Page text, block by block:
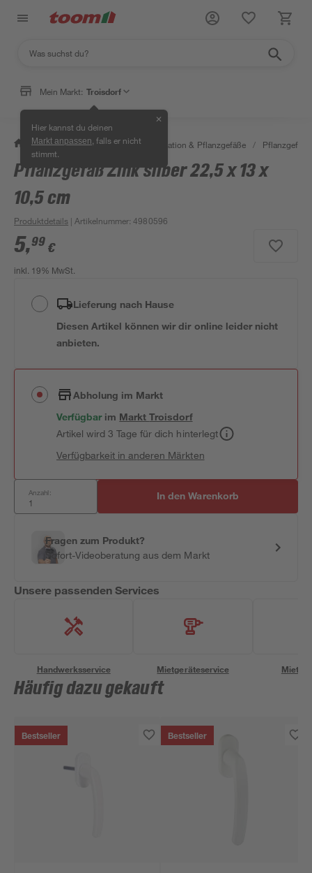
Mein Markt: Troisdorf
Hier kannst du deinen
Markt anpassen , falls er nicht
stimmt.
✕
/ Garten & Freizeit / Gartendekoration & Pflanzgefäße /
Pflanzgefäß Zink silber 22,5 x 13 x
10,5 cm
Produktdetails | Artikelnummer:4980596
5,99 €
inkl. 19% MwSt.
Lieferung nach Hause
Diesen Artikel können wir dir online leider nicht
anbieten.
Abholung im Markt
Verfügbar im MarktTroisdorf
Artikel wird 3 Tage für dich hinterlegt
Verfügbarkeit in anderen Märkten
Anzahl: In den Warenkorb
Fragen zum Produkt?
Sofort-Videoberatung aus dem Markt
Unsere passenden Services
Handwerksservice Mietgeräteservice
Häufig dazu gekauft
Bestseller Bestseller